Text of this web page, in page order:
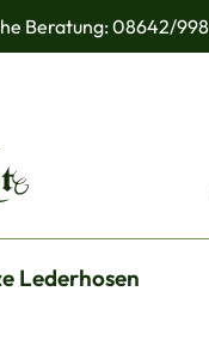
Beratung: 08642/998
Lederhosen